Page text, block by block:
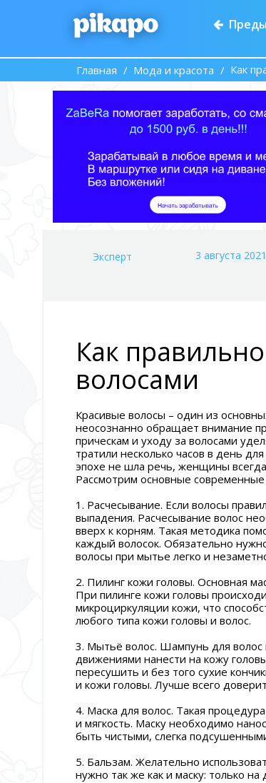
Главная Мода и красота Как
Эксперт 3 августа
Как
волосами
Красивые волосы – один из
неосознанно обращает внимание
прическам и уходу за волосами
тратили несколько часов в день
эпохе не шла речь, женщины
Рассмотрим основные современные
1. Расчесывание. Если волосы
выпадения. Расчесывание волос
вверх к корням. Такая методика
каждый волосок. Обязательно
волосы при мытье легко и
2. Пилинг кожи головы. Основная
При пилинге кожи головы
микроциркуляции кожи, что
любого типа кожи головы и волос.
3. Мытьё волос. Шампунь для
движениями нанести на кожу
пересушить и без того сухие
и кожи головы. Лучше всего
4. Маска для волос. Такая
и мягкость. Маску необходимо
быть чистыми, слегка
5. Бальзам. Желательно
нужно так же как и маску: только